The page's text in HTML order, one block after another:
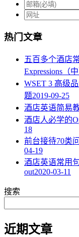
热门文章
五百多个酒店
Expressions（中
WSET 3 高级
题2019-09-25
酒店英语简易
酒店人必学的
18
前台接待70类
04-19
酒店英语常用
out2020-03-11
搜索
近期文章